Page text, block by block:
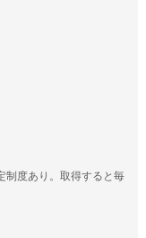
度あり。取得すると毎